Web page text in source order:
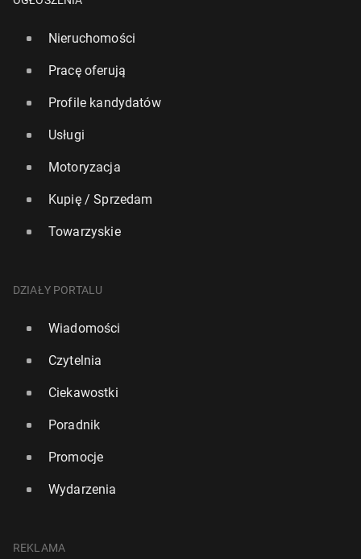
Nieruchomości
Pracę oferują
Profile kandydatów
Usługi
Motoryzacja
Kupię / Sprzedam
Towarzyskie
DZIAŁY PORTALU
Wiadomości
Czytelnia
Ciekawostki
Poradnik
Promocje
Wydarzenia
REKLAMA